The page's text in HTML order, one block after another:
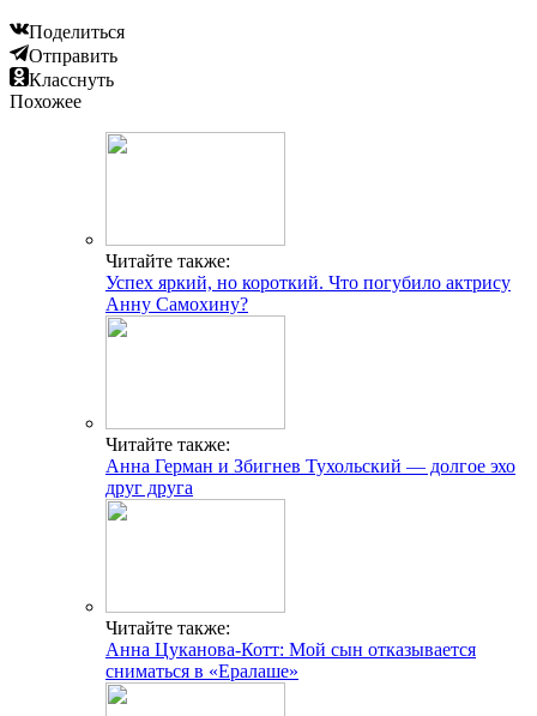
Поделиться
Отправить
Класснуть
Похожее
Читайте также:
Успех яркий, но короткий. Что погубило актрису
Анну Самохину?
Читайте также:
Анна Герман и Збигнев Тухольский — долгое эхо
друг друга
Читайте также:
Анна Цуканова-Котт: Мой сын отказывается
сниматься в «Ералаше»